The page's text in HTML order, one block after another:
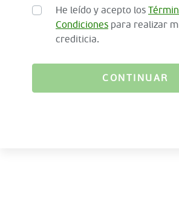
He leído y acepto los
Condiciones para realizar
crediticia.
CONTINUAR